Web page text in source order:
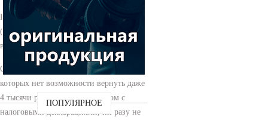
Поэтому лучше заказать букет-дублер
(букет для бросания), который заменит
важный цветочный аксессуар.
Очевидно, что никто из людей, у
которых нет возможности вернуть даже
4 тысячи рублей, явно не знаком с
налоговыми декларациями, ни разу не
ПОПУЛЯРНОЕ